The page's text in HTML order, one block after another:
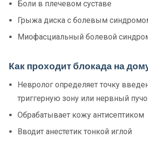
Боли в плечевом суставе
Грыжа диска с болевым
Миофасциальный болевой
Как проходит блокада на
Невролог определяет точку
триггерную зону или нервный
Обрабатывает кожу антисептиком
Вводит анестетик тонкой иглой